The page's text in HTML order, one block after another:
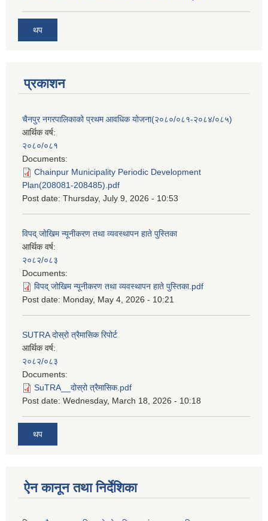
थप
प्रकाशन
चैनपुर नगरपालिकाको प्रथम आवधिक योजना(२०८०/०८१-२०८४/०८५)
आर्थिक वर्ष:
२०८०/०८१
Documents:
Chainpur Municipality Periodic Development
Plan(208081-208485).pdf
Post date: Thursday, July 9, 2026 - 10:53
विपद् जोखिम न्यूनीकरण तथा व्यवस्थापन हाते पुस्तिका
आर्थिक वर्ष:
२०८२/०८३
Documents:
विपद् जोखिम न्यूनीकरण तथा व्यवस्थापन हाते पुस्तिका.pdf
Post date: Monday, May 4, 2026 - 10:21
SUTRA दोस्रो त्रैमासिक रिपोर्ट
आर्थिक वर्ष:
२०८२/०८३
Documents:
SuTRA__दोस्रो त्रैमासिक.pdf
Post date: Wednesday, March 18, 2026 - 10:18
थप
ऐन कानून तथा निर्देशिका